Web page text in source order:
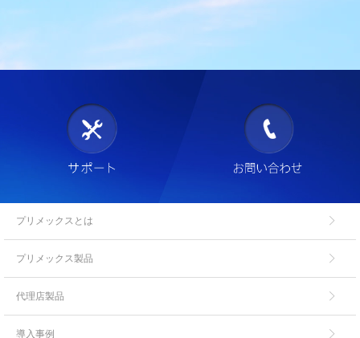
プリメックスとは
プリメックス製品
代理店製品
導入事例